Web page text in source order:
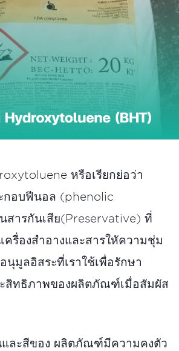
กับอากาศ…
หรือเรียกย่อว่า
กอบฟีนอล (phenolic
สารกันเสีย(Preservative) ที่
ครื่องสำอางและสารใหัความชุ่ม
นุมูลอิสระที่เราใช้เพื่อรักษา
สิทธิภาพของผลิตภัณฑ์เมื่อสัมผัส
และสีของ ผลิตภัณฑ์มีความคงตัว